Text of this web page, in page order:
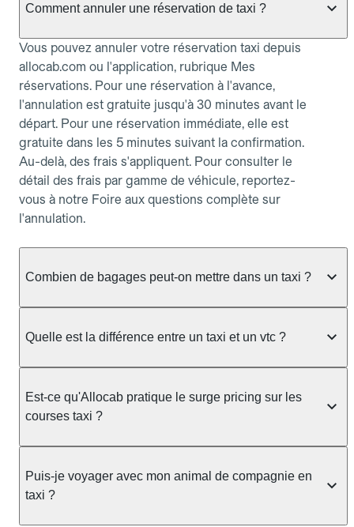
Comment annuler une réservation de taxi ?
Vous pouvez annuler votre réservation taxi depuis
allocab.com ou l'application, rubrique Mes
réservations. Pour une réservation à l'avance,
l'annulation est gratuite jusqu'à 30 minutes avant le
départ. Pour une réservation immédiate, elle est
gratuite dans les 5 minutes suivant la confirmation.
Au-delà, des frais s'appliquent. Pour consulter le
détail des frais par gamme de véhicule, reportez-
vous à notre Foire aux questions complète sur
l'annulation.
Combien de bagages peut-on mettre dans un taxi ?
taxi berline accueille en général jusqu'à 3 bagages
ou nombreux, précisez-le dans le champ "Message
au chauffeur" lors de la réservation. Le prix n'est
pas impacté par le nombre de bagages.
Quelle est la différence entre un taxi et un vtc ?
prendre en charge directement dans la rue, à une
station ou sur réservation, avec un tarif au
réservation et propose un prix fixe annoncé à
l'avance. Chez Allocab, réservez facilement votre
taxi.
Est-ce qu'Allocab pratique le surge pricing sur les
courses taxi ?
réglementation préfectorale et suit un barème
officiel : il protège des hausses liées à la demande.
Puis-je voyager avec mon animal de compagnie en
taxi ?